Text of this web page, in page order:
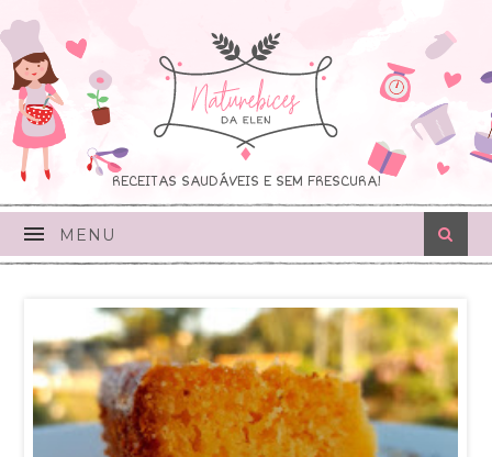
RECEITAS SAUDÁVEIS E SEM FRESCURA!
MENU